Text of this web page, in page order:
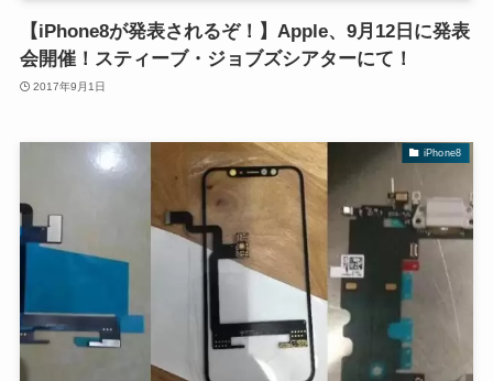
【iPhone8が発表されるぞ！】Apple、9月12日に発表
会開催！スティーブ・ジョブズシアターにて！
2017年9月1日
iPhone8